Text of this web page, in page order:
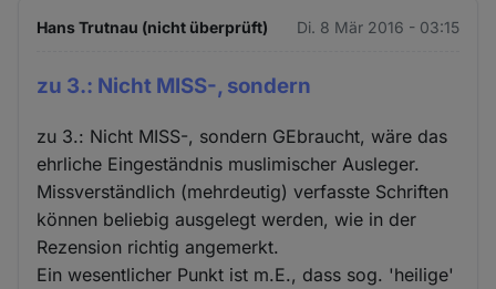
Hans Trutnau (nicht überprüft) Di. 8 Mär 2016 - 03:15
zu 3.: Nicht MISS-, sondern
zu 3.: Nicht MISS-, sondern GEbraucht, wäre das
ehrliche Eingeständnis muslimischer Ausleger.
Missverständlich (mehrdeutig) verfasste Schriften
können beliebig ausgelegt werden, wie in der
Rezension richtig angemerkt.
Ein wesentlicher Punkt ist m.E., dass sog. 'heilige'